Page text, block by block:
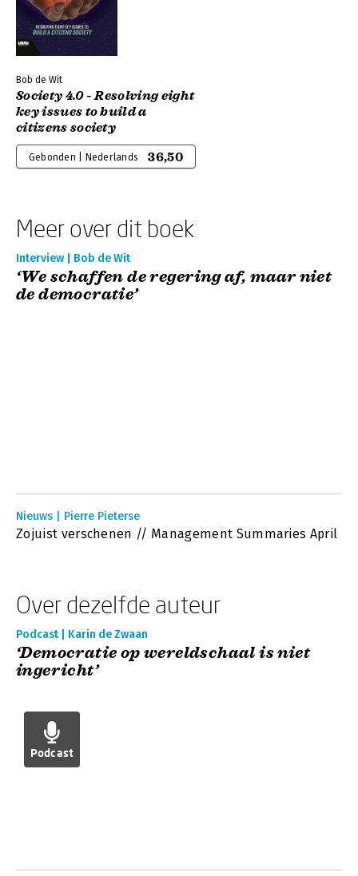
Bob de Wit
Society 4.0 - Resolving eight
key issues to build a
citizens society
Gebonden | Nederlands 36,50
Meer over dit boek
Interview | Bob de Wit
‘We schaffen de regering af, maar niet
de democratie’
Nieuws | Pierre Pieterse
Zojuist verschenen // Management Summaries April
Over dezelfde auteur
Podcast | Karin de Zwaan
‘Democratie op wereldschaal is niet
ingericht’
Podcast